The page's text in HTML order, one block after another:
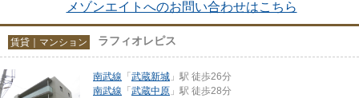
メゾンエイトへのお問い合わせはこちら
賃貸｜マンション ラフィオレピス
南武線 「武蔵新城 」駅 徒歩26分
南武線 「武蔵中原 」駅 徒歩28分